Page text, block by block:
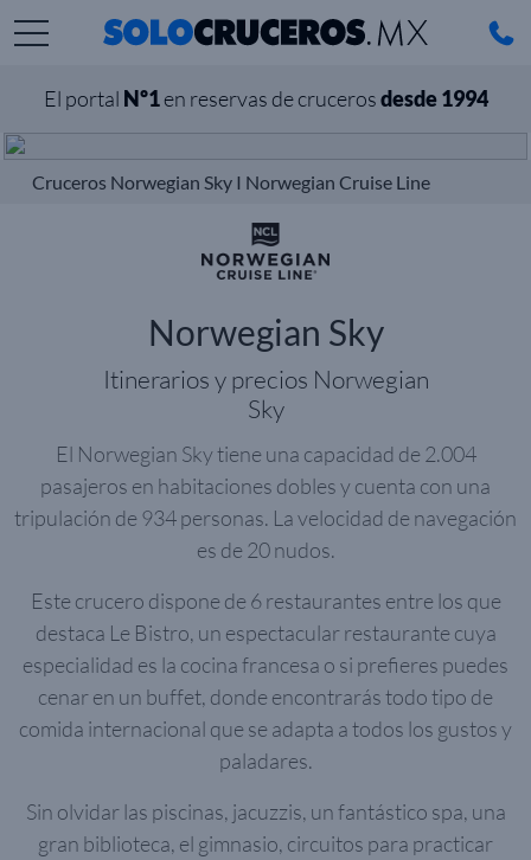
El portal Nº1en reservas de crucerosdesde 1994
Cruceros Norwegian Sky I Norwegian Cruise Line
Norwegian Sky
Itinerarios y precios Norwegian
Sky
El Norwegian Sky tiene una capacidad de 2.004
pasajeros en habitaciones dobles y cuenta con una
tripulación de 934 personas. La velocidad de navegación
es de 20 nudos.
Este crucero dispone de 6 restaurantes entre los que
destaca Le Bistro, un espectacular restaurante cuya
especialidad es la cocina francesa o si prefieres puedes
cenar en un buffet, donde encontrarás todo tipo de
comida internacional que se adapta a todos los gustos y
paladares.
Sin olvidar las piscinas, jacuzzis, un fantástico spa, una
gran biblioteca, el gimnasio, circuitos para practicar